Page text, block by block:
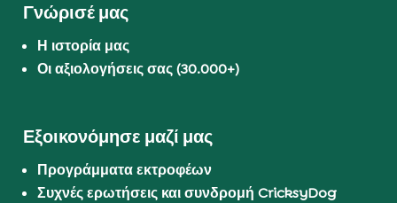
Γνώρισέ μας
Η ιστορία μας
Οι αξιολογήσεις σας (30.000+)
Εξοικονόμησε μαζί μας
Προγράμματα εκτροφέων
Συχνές ερωτήσεις και συνδρομή CricksyDog